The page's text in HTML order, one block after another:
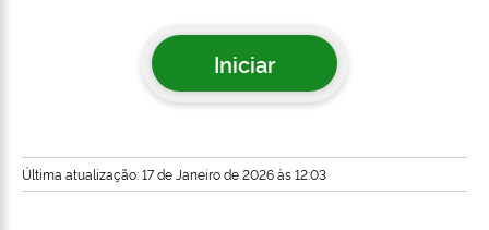
Iniciar
Última atualização: 17 de Janeiro de 2026 às 12:03